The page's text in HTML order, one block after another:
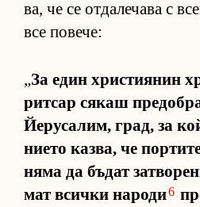
ва, че се от­да­ле­чава с
все по­ве­че:
„За един хрис­ти­я­нин
рит­сар ся­каш
Йе­ру­са­лим, град, за
ни­ето каз­ва, че
няма да бъ­дат
мат всички на­роди6